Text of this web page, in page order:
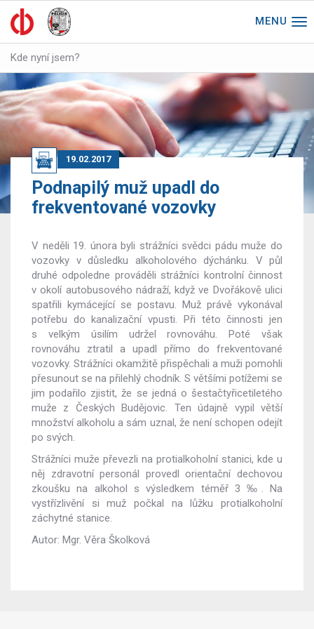
Kde nyní jsem?
Podnapilý muž upadl do
frekventované vozovky
19.02.2017
V neděli 19. února byli strážníci svědci pádu muže do
vozovky v důsledku alkoholového dýchánku. V půl
druhé odpoledne prováděli strážníci kontrolní činnost
v okolí autobusového nádraží, když ve Dvořákově ulici
spatřili kymácející se postavu. Muž právě vykonával
potřebu do kanalizační vpusti. Při této činnosti jen
s velkým úsilím udržel rovnováhu. Poté však
rovnováhu ztratil a upadl přímo do frekventované
vozovky. Strážníci okamžitě přispěchali a muži pomohli
přesunout se na přilehlý chodník. S většími potížemi se
jim podařilo zjistit, že se jedná o šestačtyřicetiletého
muže z Českých Budějovic. Ten údajně vypil větší
množství alkoholu a sám uznal, že není schopen odejít
po svých.
Strážníci muže převezli na protialkoholní stanici, kde u
něj zdravotní personál provedl orientační dechovou
zkoušku na alkohol s výsledkem téměř 3 ‰. Na
vystřízlivění si muž počkal na lůžku protialkoholní
záchytné stanice.
Autor: Mgr. Věra Školková